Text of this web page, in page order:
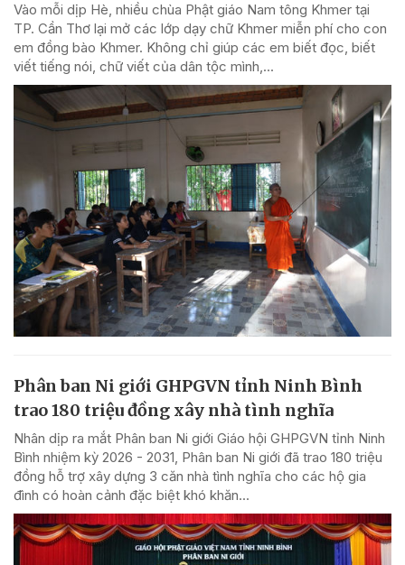
Vào mỗi dịp Hè, nhiều chùa Phật giáo Nam tông Khmer tại
TP. Cần Thơ lại mở các lớp dạy chữ Khmer miễn phí cho con
em đồng bào Khmer. Không chỉ giúp các em biết đọc, biết
viết tiếng nói, chữ viết của dân tộc mình,...
Phân ban Ni giới GHPGVN tỉnh Ninh Bình
trao 180 triệu đồng xây nhà tình nghĩa
Nhân dịp ra mắt Phân ban Ni giới Giáo hội GHPGVN tỉnh Ninh
Bình nhiệm kỳ 2026 - 2031, Phân ban Ni giới đã trao 180 triệu
đồng hỗ trợ xây dựng 3 căn nhà tình nghĩa cho các hộ gia
đình có hoàn cảnh đặc biệt khó khăn...